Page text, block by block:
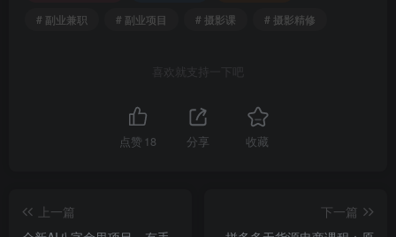
# 副业兼职
# 副业项目 # 摄影课 # 摄影精修
喜欢就支持一下吧
点赞 18 分享 收藏
上一篇
下一篇